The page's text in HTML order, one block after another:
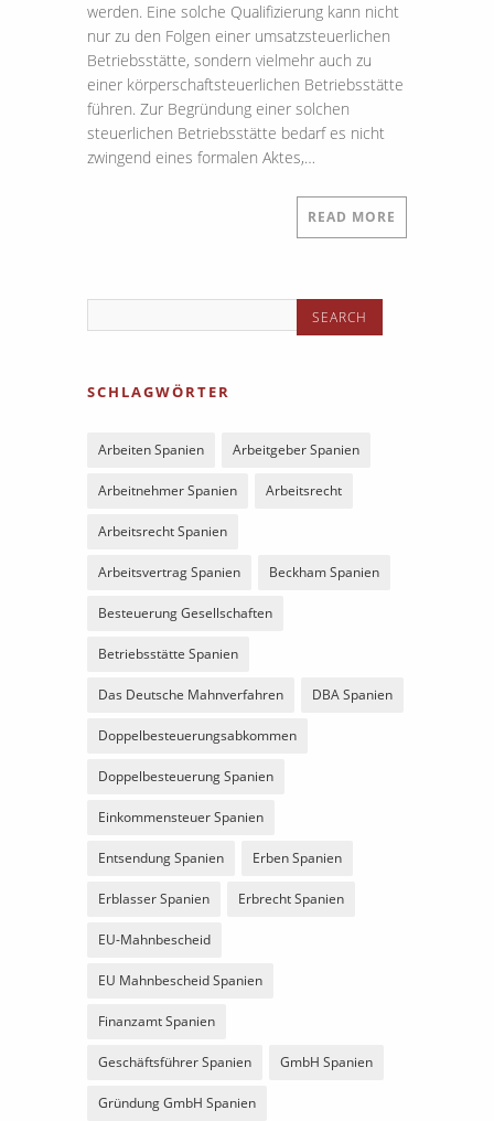
werden. Eine solche Qualifizierung kann nicht
nur zu den Folgen einer umsatzsteuerlichen
Betriebsstätte, sondern vielmehr auch zu
einer körperschaftsteuerlichen Betriebsstätte
führen. Zur Begründung einer solchen
steuerlichen Betriebsstätte bedarf es nicht
zwingend eines formalen Aktes,…
READ MORE
SCHLAGWÖRTER
Arbeiten Spanien Arbeitgeber Spanien
Arbeitnehmer Spanien Arbeitsrecht
Arbeitsrecht Spanien
Arbeitsvertrag Spanien Beckham Spanien
Besteuerung Gesellschaften
Betriebsstätte Spanien
Das Deutsche Mahnverfahren DBA Spanien
Doppelbesteuerungsabkommen
Doppelbesteuerung Spanien
Einkommensteuer Spanien
Entsendung Spanien Erben Spanien
Erblasser Spanien Erbrecht Spanien
EU-Mahnbescheid
EU Mahnbescheid Spanien
Finanzamt Spanien
Geschäftsführer Spanien GmbH Spanien
Gründung GmbH Spanien